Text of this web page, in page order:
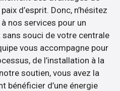
d’esprit. Donc, n’hésitez
nos services pour un
souci de votre centrale
vous accompagne pour
de l’installation à la
soutien, vous avez la
bénéficier d’une énergie